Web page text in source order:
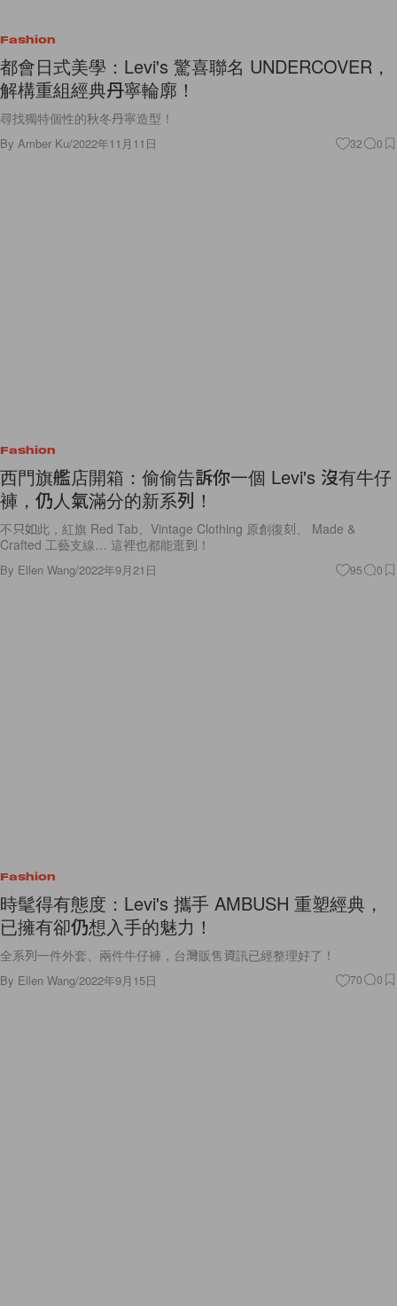
Fashion
都會日式美學：Levi's 驚喜聯名 UNDERCOVER，
解構重組經典丹寧輪廓！
尋找獨特個性的秋冬丹寧造型！
By Amber Ku/2022年11月11日 32 0
Fashion
西門旗艦店開箱：偷偷告訴你一個 Levi's 沒有牛仔
褲，仍人氣滿分的新系列！
不只如此，紅旗 Red Tab、Vintage Clothing 原創復刻、 Made &
Crafted 工藝支線… 這裡也都能逛到！
By Ellen Wang/2022年9月21日 95 0
Fashion
時髦得有態度：Levi's 攜手 AMBUSH 重塑經典，
已擁有卻仍想入手的魅力！
全系列一件外套、兩件牛仔褲，台灣販售資訊已經整理好了！
By Ellen Wang/2022年9月15日 70 0